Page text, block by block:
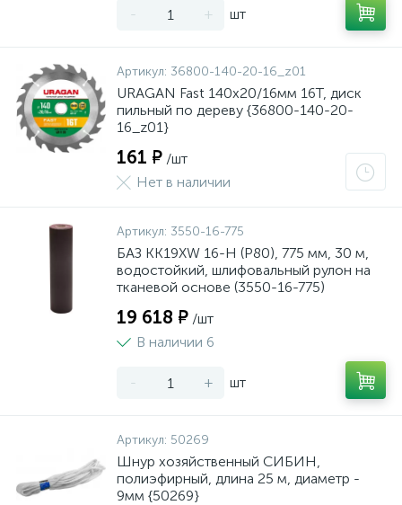
- + шт
Артикул: 36800-140-20-16_z01
URAGAN Fast 140x20/16мм 16Т, диск
пильный по дереву {36800-140-20-
16_z01}
161 ₽ /шт
Нет в наличии
Артикул: 3550-16-775
БАЗ KK19XW 16-H (Р80), 775 мм, 30 м,
водостойкий, шлифовальный рулон на
тканевой основе (3550-16-775)
19 618 ₽ /шт
В наличии 6
- + шт
Артикул: 50269
Шнур хозяйственный СИБИН,
полиэфирный, длина 25 м, диаметр -
9мм {50269}